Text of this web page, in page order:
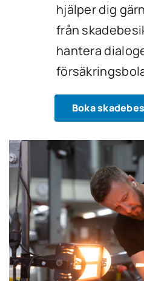
hjälper dig
från
hantera
Boka